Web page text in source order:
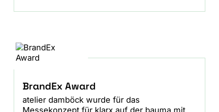
BrandEx Award
atelier damböck wurde für das